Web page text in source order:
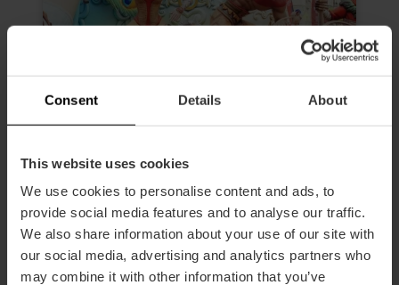
Consent Details About
This website uses cookies
We use cookies to personalise content and ads, to
provide social media features and to analyse our traffic.
We also share information about your use of our site with
our social media, advertising and analytics partners who
may combine it with other information that you’ve
Fallas van Valencia
4.6 - 24 beoordelingen
Duur: 2h 30m